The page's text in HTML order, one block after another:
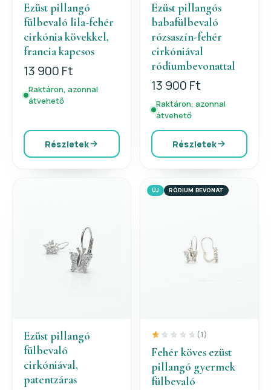
Ezüst pillangó
fülbevaló lila-fehér
cirkónia kövekkel,
francia kapcsos
13 900 Ft
Raktáron, azonnal
átvehető
Részletek
Ezüst pillangós
babafülbevaló
rózsaszín-fehér
cirkóniával
ródiumbevonattal
13 900 Ft
Raktáron, azonnal
átvehető
Részletek
Ezüst pillangó
fülbevaló
cirkóniával,
patentzáras
ÚJ RÓDIUM BEVONAT
(1)
Fehér köves ezüst
pillangó gyermek
fülbevaló